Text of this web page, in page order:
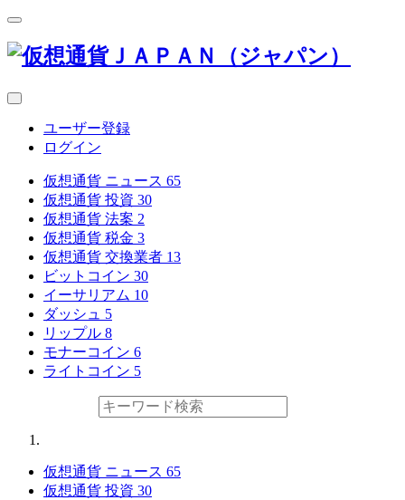
ユーザー登録
ログイン
仮想通貨 ニュース 65
仮想通貨 投資 30
仮想通貨 法案 2
仮想通貨 税金 3
仮想通貨 交換業者 13
ビットコイン 30
イーサリアム 10
ダッシュ 5
リップル 8
モナーコイン 6
ライトコイン 5
仮想通貨 ニュース 65
仮想通貨 投資 30